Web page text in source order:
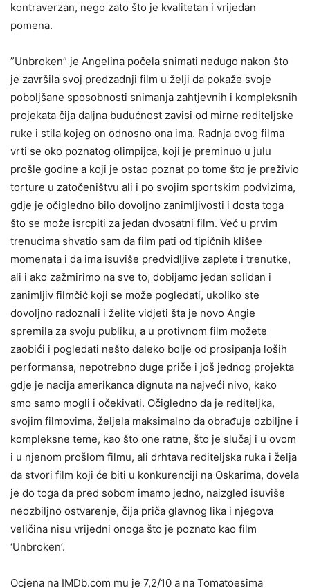
kontraverzan, nego zato što je kvalitetan i vrijedan
pomena.
”Unbroken” je Angelina počela snimati nedugo nakon što
je završila svoj predzadnji film u želji da pokaže svoje
poboljšane sposobnosti snimanja zahtjevnih i kompleksnih
projekata čija daljna budućnost zavisi od mirne rediteljske
ruke i stila kojeg on odnosno ona ima. Radnja ovog filma
vrti se oko poznatog olimpijca, koji je preminuo u julu
prošle godine a koji je ostao poznat po tome što je preživio
torture u zatočeništvu ali i po svojim sportskim podvizima,
gdje je očigledno bilo dovoljno zanimljivosti i dosta toga
što se može isrcpiti za jedan dvosatni film. Već u prvim
trenucima shvatio sam da film pati od tipičnih klišee
momenata i da ima isuviše predvidljive zaplete i trenutke,
ali i ako zažmirimo na sve to, dobijamo jedan solidan i
zanimljiv filmčić koji se može pogledati, ukoliko ste
dovoljno radoznali i želite vidjeti šta je novo Angie
spremila za svoju publiku, a u protivnom film možete
zaobići i pogledati nešto daleko bolje od prosipanja loših
performansa, nepotrebno duge priče i još jednog projekta
gdje je nacija amerikanca dignuta na najveći nivo, kako
smo samo mogli i očekivati. Očigledno da je rediteljka,
svojim filmovima, željela maksimalno da obrađuje ozbiljne i
kompleksne teme, kao što one ratne, što je slučaj i u ovom
i u njenom prošlom filmu, ali drhtava rediteljska ruka i želja
da stvori film koji će biti u konkurenciji na Oskarima, dovela
je do toga da pred sobom imamo jedno, naizgled isuviše
neozbiljno ostvarenje, čija priča glavnog lika i njegova
veličina nisu vrijedni onoga što je poznato kao film
‘Unbroken’.
Ocjena na IMDb.com mu je 7,2/10 a na Tomatoesima